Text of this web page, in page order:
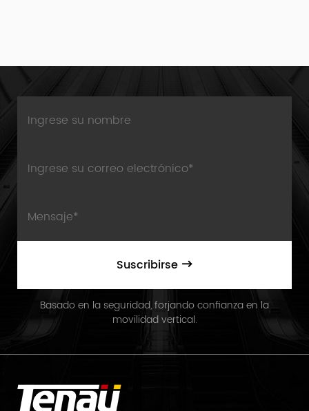
Suscribirse
Basado en la seguridad, forjando confianza en la
movilidad vertical.